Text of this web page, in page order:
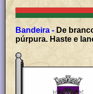
Bandeira - De
púrpura. Haste e